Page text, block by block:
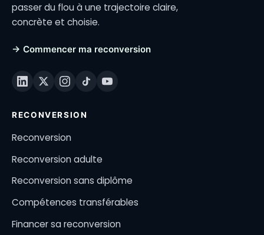
passer du flou à une trajectoire claire,
concrète et choisie.
→ Commencer ma reconversion
RECONVERSION
Reconversion
Reconversion adulte
Reconversion sans diplôme
Compétences transférables
Financer sa reconversion